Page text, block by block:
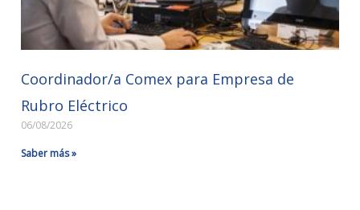
Coordinador/a Comex para Empresa de
Rubro Eléctrico
06/08/2026
Saber más »